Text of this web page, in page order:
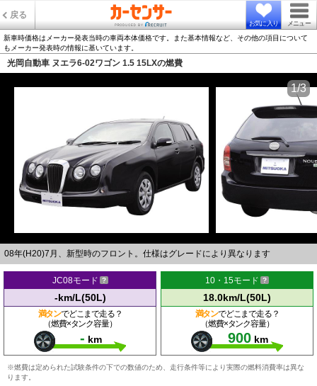
戻る
お気に入り メニュー
新車時価格はメーカー発表当時の車両本体価格です。また基本情報など、その他の項目について
もメーカー発表時の情報に基いています。
光岡自動車 ヌエラ6-02ワゴン 1.5 15LXの燃費
08年(H20)7月、新型時のフロント。仕様はグレードにより異なります
1/3
JC08モード
-km/L(50L)
満タンでどこまで走る？
（燃費×タンク容量）
- km
10・15モード
18.0km/L(50L)
満タンでどこまで走る？
（燃費×タンク容量）
900 km
※燃費は定められた試験条件の下での数値のため、走行条件等により実際の燃料消費率は異な
ります。